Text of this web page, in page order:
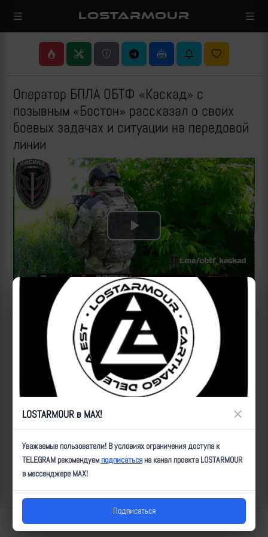
LOSTARMOUR
Оператор БПЛА ОБТФ «Каскад» с
позывным «Бостон» рассказал о своих
боевых задачах и ситуации на передовой
линии
Play
Video
Источник:https://t.me/obtf_kaskad/2698
2556 | Автор:Артем | Дата:2023-06-21| Просмотров: 1708
Популярные за сегодня видео
Lostarmour | Carthago Delenda Est | 2014-2026
LOSTARMOUR в MAX! ×
Уважаемые пользователи! В условиях ограничения доступа к
TELEGRAM рекомендуемподписатьсяна канал проекта LOSTARMOUR
в мессенджере MAX!
Подписаться